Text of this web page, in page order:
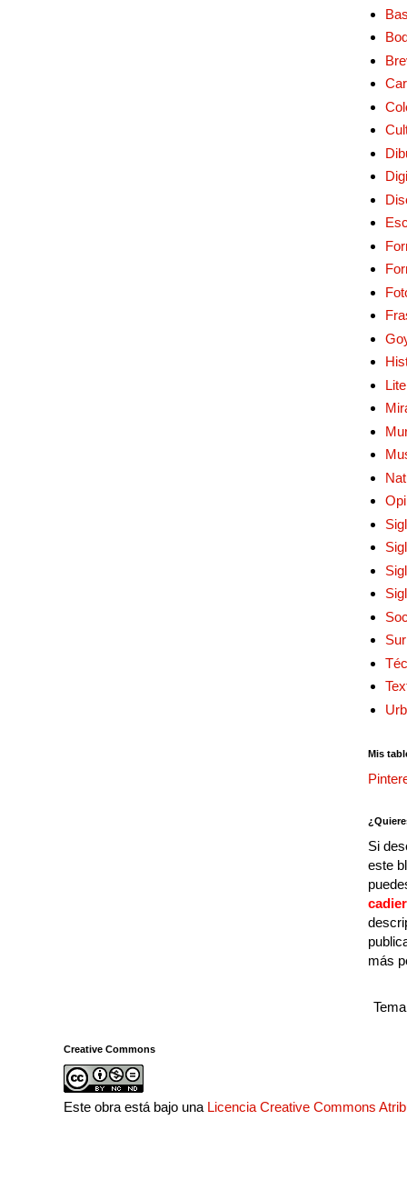
Mis
Si
este
más
Creative Commons
Este obra está bajo una Licencia Creative Commons